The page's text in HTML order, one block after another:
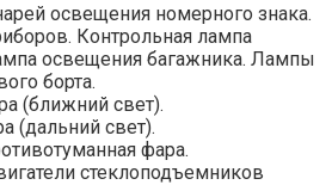
освещения номерного знака.
Контрольная лампа
освещения багажника. Лампы
борта.
(ближний свет).
(дальний свет).
фара.
стеклоподъемников